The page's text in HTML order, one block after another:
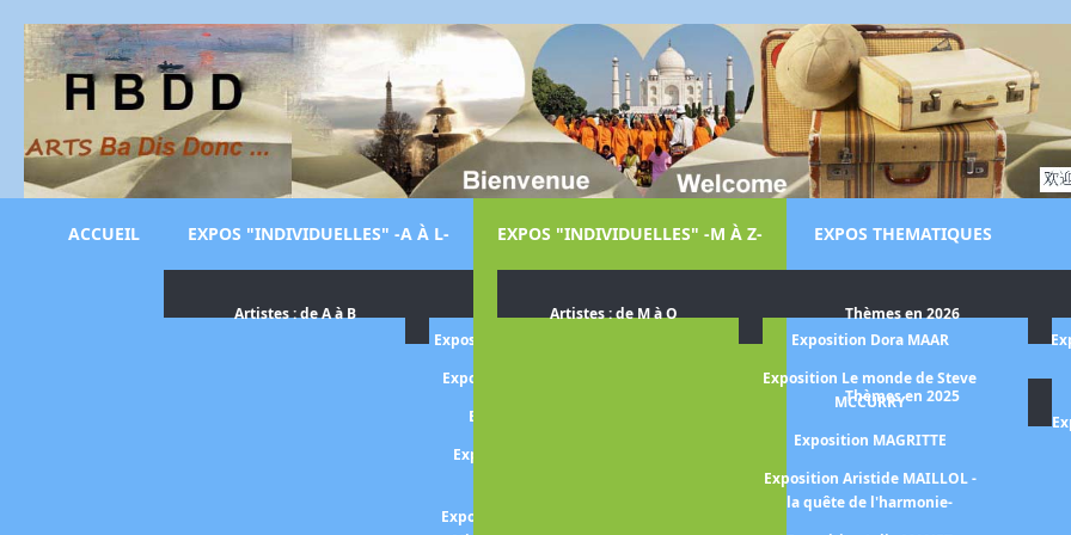
ACCUEIL EXPOS "INDIVIDUELLES" -A À L-
Artistes : de A à B
Exposition OLGA de AMARAL
Exposition Harriet BACKER
Exposition BANSKY
Exposition BASELITZ -la
Exposition BASQUIAT Jean-
EXPOS "INDIVIDUELLES" -M À Z-
Artistes : de M à O
Exposition Dora MAAR
Exposition Le monde de Steve
MCCURRY
Exposition MAGRITTE
Exposition Aristide MAILLOL -
la quête de l'harmonie-
EXPOS THEMATIQUES
Thèmes en 2026
Thèmes en 2025